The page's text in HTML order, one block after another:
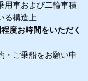
用車および二輪車積
る構造上
度お時間をいただく
・ご乗船をお願い申